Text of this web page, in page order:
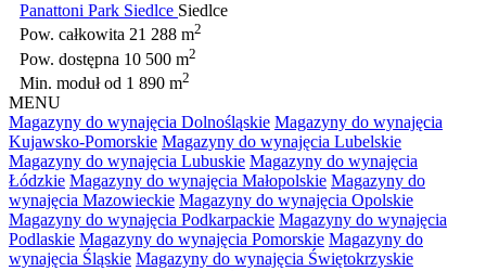
Panattoni Park Siedlce Siedlce
Pow. całkowita 21 288 m2
Pow. dostępna 10 500 m2
Min. modułod 1 890 m2
MENU
Magazyny do wynajęcia Dolnośląskie Magazyny do wynajęcia
Kujawsko-Pomorskie Magazyny do wynajęcia Lubelskie
Magazyny do wynajęcia Lubuskie Magazyny do wynajęcia
Łódzkie Magazyny do wynajęcia Małopolskie Magazyny do
wynajęcia Mazowieckie Magazyny do wynajęcia Opolskie
Magazyny do wynajęcia Podkarpackie Magazyny do wynajęcia
Podlaskie Magazyny do wynajęcia Pomorskie Magazyny do
wynajęcia Śląskie Magazyny do wynajęcia Świętokrzyskie